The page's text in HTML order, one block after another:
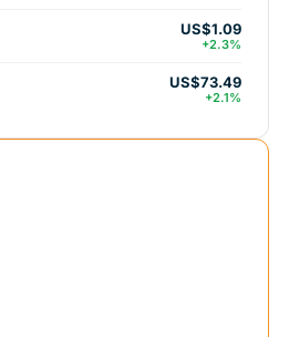
US$1.09
+2.3%
US$73.49
+2.1%